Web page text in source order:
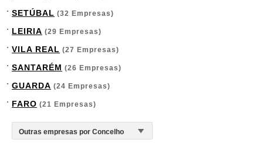
SETÚBAL (32 Empresas)
LEIRIA (29 Empresas)
VILA REAL (27 Empresas)
SANTARÉM (26 Empresas)
GUARDA (24 Empresas)
FARO (21 Empresas)